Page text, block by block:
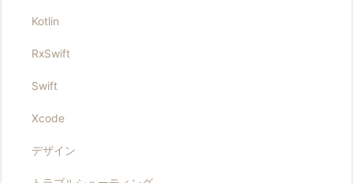
Kotlin
RxSwift
Swift
Xcode
デザイン